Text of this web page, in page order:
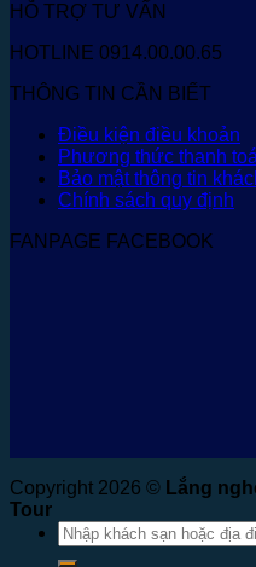
HỖ TRỢ TƯ VẤN
HOTLINE 0914.00.00.65
THÔNG TIN CẦN BIẾT
Điều kiện điều khoản
Phương thức thanh
Bảo mật thông tin
Chính sách quy định
FANPAGE FACEBOOK
Copyright 2026 © Lắng
Tour
Tìm
kiếm: